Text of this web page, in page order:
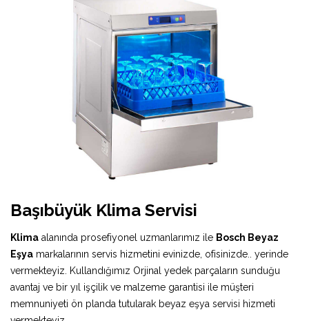
Başıbüyük Klima Servisi
Klima alanında prosefiyonel uzmanlarımız ile Bosch Beyaz
Eşya markalarının servis hizmetini evinizde, ofisinizde.. yerinde
vermekteyiz. Kullandığımız Orjinal yedek parçaların sunduğu
avantaj ve bir yıl işçilik ve malzeme garantisi ile müşteri
memnuniyeti ön planda tutularak beyaz eşya servisi hizmeti